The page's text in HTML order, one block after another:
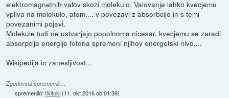
elektromagnetnih valov skozi molekulo. Valovanje lahko kvecjemu
vpliva na molekulo, atom,... v povezavi z absorbcijo in s temi
povezanimi pojavi.
Molekule tudi ne ustvarjajo popolnoma nicesar, kvecjemu se zaradi
absorpcije energije fotona spremeni njihov energetski nivo,...
Wikipedija in zanesljivost...
Zgodovina sprememb…
spremenilo:tikitoki(11. okt 2016 ob 01:39)